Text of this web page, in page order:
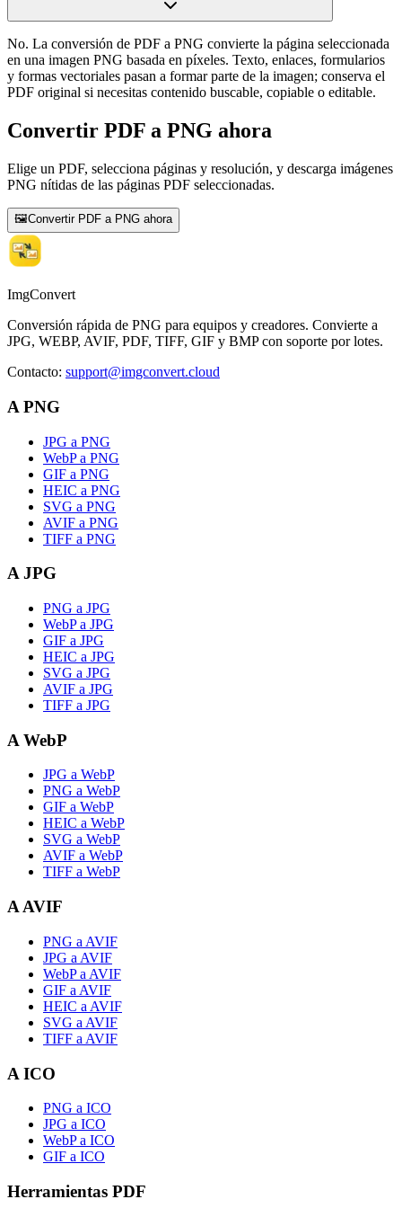
No. La conversión de PDF a PNG convierte la página seleccionada
en una imagen PNG basada en píxeles. Texto, enlaces, formularios
y formas vectoriales pasan a formar parte de la imagen; conserva el
PDF original si necesitas contenido buscable, copiable o editable.
Convertir PDF a PNG ahora
Elige un PDF, selecciona páginas y resolución, y descarga imágenes
PNG nítidas de las páginas PDF seleccionadas.
🖼️Convertir PDF a PNG ahora
ImgConvert
Conversión rápida de PNG para equipos y creadores. Convierte a
JPG, WEBP, AVIF, PDF, TIFF, GIF y BMP con soporte por lotes.
Contacto: support@imgconvert.cloud
A PNG
JPG a PNG
WebP a PNG
GIF a PNG
HEIC a PNG
SVG a PNG
AVIF a PNG
TIFF a PNG
A JPG
PNG a JPG
WebP a JPG
GIF a JPG
HEIC a JPG
SVG a JPG
AVIF a JPG
TIFF a JPG
A WebP
JPG a WebP
PNG a WebP
GIF a WebP
HEIC a WebP
SVG a WebP
AVIF a WebP
TIFF a WebP
A AVIF
PNG a AVIF
JPG a AVIF
WebP a AVIF
GIF a AVIF
HEIC a AVIF
SVG a AVIF
TIFF a AVIF
A ICO
PNG a ICO
JPG a ICO
WebP a ICO
GIF a ICO
Herramientas PDF